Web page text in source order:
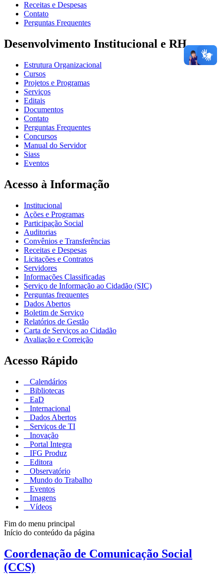
Receitas e Despesas
Contato
Perguntas Frequentes
Desenvolvimento Institucional e RH
Estrutura Organizacional
Cursos
Projetos e Programas
Serviços
Editais
Documentos
Contato
Perguntas Frequentes
Concursos
Manual do Servidor
Siass
Eventos
Acesso à Informação
Institucional
Ações e Programas
Participação Social
Auditorias
Convênios e Transferências
Receitas e Despesas
Licitações e Contratos
Servidores
Informações Classificadas
Serviço de Informação ao Cidadão (SIC)
Perguntas frequentes
Dados Abertos
Boletim de Serviço
Relatórios de Gestão
Carta de Serviços ao Cidadão
Avaliação e Correição
Acesso Rápido
Calendários
Bibliotecas
EaD
Internacional
Dados Abertos
Serviços de TI
Inovação
Portal Integra
IFG Produz
Editora
Observatório
Mundo do Trabalho
Eventos
Imagens
Vídeos
Fim do menu principal
Início do conteúdo da página
Coordenação de Comunicação Social
(CCS)